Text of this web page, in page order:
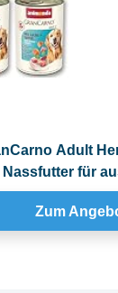
Adult
Nassfutter für
Zum